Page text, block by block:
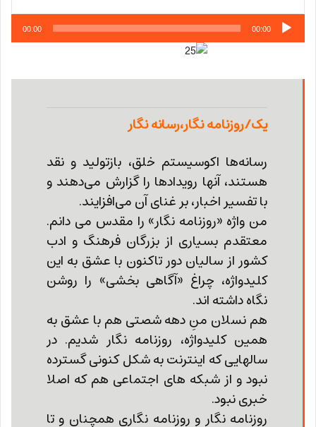
پخش‌کننده
صوت
00:00
00:00
یک/روزنامه نگار،رسانه نگار
رسانه‌ها اکوسیستم خلق، بازتولید و نقد
هستند، آنها رویدادها را گزارش می‌دهند و
با تفسیر اخبار، بر غنای آن می‌افزایند.
من واژه «روزنامه نگار» را مقدس می دانم.
معتقدم بسیاری از بزرگان فرهنگ و ادب
کشور از سالیان دور تاکنون با عشق به این
کلیدواژه، چراغ «آگاهی بخشی» را روشن
نگاه داشته اند.
هم نسلان منِ دهه شصتی هم با عشق به
همین کلیدواژه، روزنامه نگار شدیم. در
سالهایی که اینترنت به شکل کنونی گسترده
نبود و از شبکه های اجتماعی هم که اصلا
خبری نبود.
روزنامه نگار و روزنامه نگاری همچنان و تا